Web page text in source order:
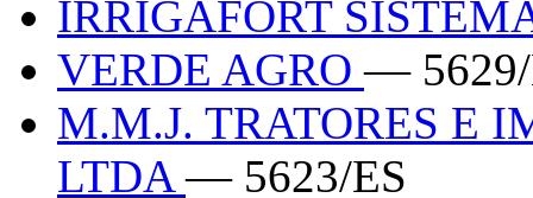
IRRIGAFORT
VERDE AGRO— 5629/
M.M.J. TRATORES E
LTDA— 5623/ES